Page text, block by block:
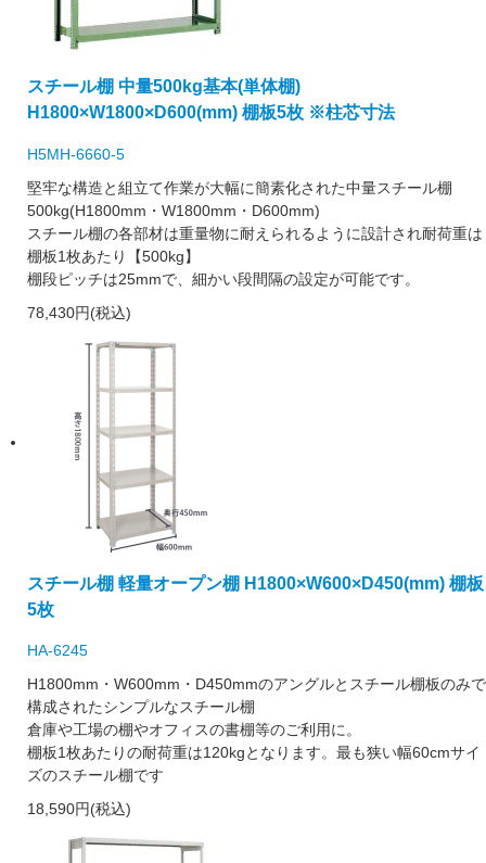
スチール棚 中量500kg基本(単体棚)
H1800×W1800×D600(mm) 棚板5枚 ※柱芯寸法
H5MH-6660-5
堅牢な構造と組立て作業が大幅に簡素化された中量スチール棚
500kg(H1800mm・W1800mm・D600mm)
スチール棚の各部材は重量物に耐えられるように設計され耐荷重は
棚板1枚あたり【500kg】
棚段ピッチは25mmで、細かい段間隔の設定が可能です。
78,430円(税込)
スチール棚 軽量オープン棚 H1800×W600×D450(mm) 棚板
5枚
HA-6245
H1800mm・W600mm・D450mmのアングルとスチール棚板のみで
構成されたシンプルなスチール棚
倉庫や工場の棚やオフィスの書棚等のご利用に。
棚板1枚あたりの耐荷重は120kgとなります。最も狭い幅60cmサイ
ズのスチール棚です
18,590円(税込)